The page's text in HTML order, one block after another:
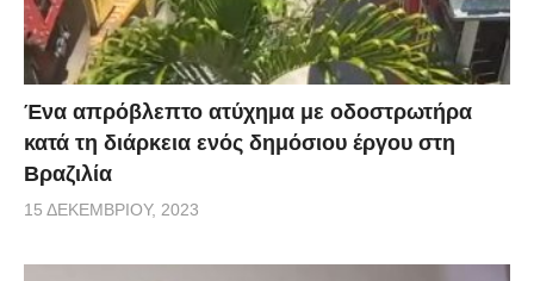
Ένα απρόβλεπτο ατύχημα με οδοστρωτήρα
κατά τη διάρκεια ενός δημόσιου έργου στη
Βραζιλία
15 ΔΕΚΕΜΒΡΊΟΥ, 2023